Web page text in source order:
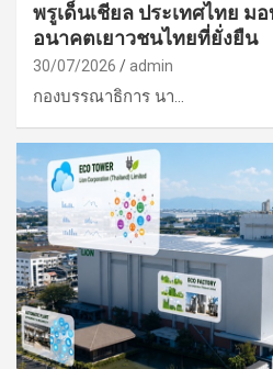
พรูเด็นเชียล ประเทศไทย ม
อนาคตเยาวชนไทยที่ยั่งยืน
30/07/2026 admin
กองบรรณาธิการ นา…